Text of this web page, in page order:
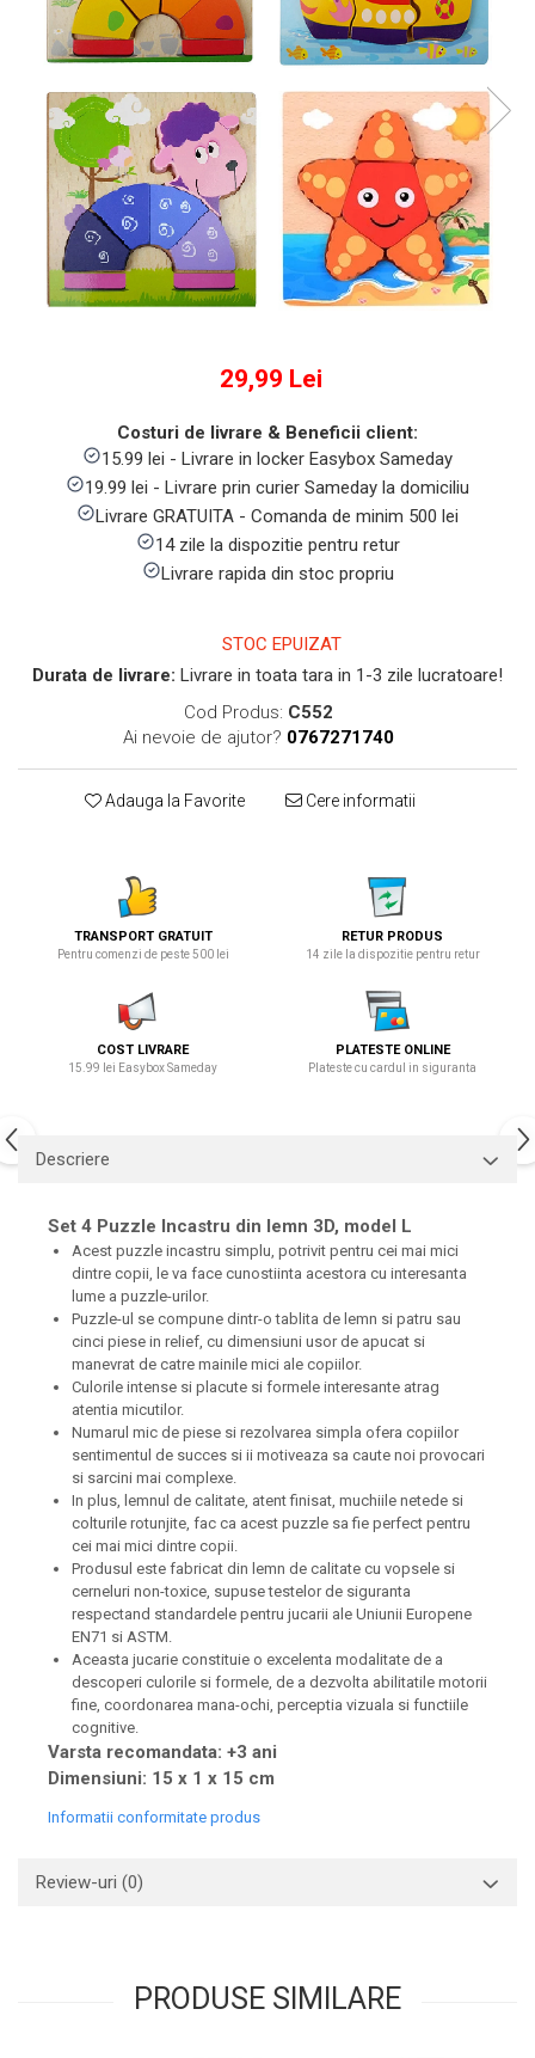
Tablite educative
29,99 Lei
Costuri de livrare & Beneficii client:
15.99 lei - Livrare in locker Easybox Sameday
19.99 lei - Livrare prin curier Sameday la domiciliu
Livrare GRATUITA - Comanda de minim 500 lei
14 zile la dispozitie pentru retur
Livrare rapida din stoc propriu
STOC EPUIZAT
Durata de livrare: Livrare in toata tara in 1-3 zile lucratoare!
Cod Produs: C552
Ai nevoie de ajutor? 0767271740
Adauga la Favorite Cere informatii
TRANSPORT GRATUIT
Pentru comenzi de peste 500 lei
RETUR PRODUS
14 zile la dispozitie pentru retur
COST LIVRARE
15.99 lei Easybox Sameday
PLATESTE ONLINE
Plateste cu cardul in siguranta
Descriere
Set 4 Puzzle Incastru din lemn 3D, model L
Acest puzzle incastru simplu, potrivit pentru cei mai mici
dintre copii, le va face cunostiinta acestora cu interesanta
lume a puzzle-urilor.
Puzzle-ul se compune dintr-o tablita de lemn si patru sau
cinci piese in relief, cu dimensiuni usor de apucat si
manevrat de catre mainile mici ale copiilor.
Culorile intense si placute si formele interesante atrag
atentia micutilor.
Numarul mic de piese si rezolvarea simpla ofera copiilor
sentimentul de succes si ii motiveaza sa caute noi provocari
si sarcini mai complexe.
In plus, lemnul de calitate, atent finisat, muchiile netede si
colturile rotunjite, fac ca acest puzzle sa fie perfect pentru
cei mai mici dintre copii.
Produsul este fabricat din lemn de calitate cu vopsele si
cerneluri non-toxice, supuse testelor de siguranta
respectand standardele pentru jucarii ale Uniunii Europene
EN71 si ASTM.
Aceasta jucarie constituie o excelenta modalitate de a
descoperi culorile si formele, de a dezvolta abilitatile motorii
fine, coordonarea mana-ochi, perceptia vizuala si functiile
cognitive.
Varsta recomandata: +3 ani
Dimensiuni: 15 x 1 x 15 cm
Informatii conformitate produs
Review-uri (0)
PRODUSE SIMILARE